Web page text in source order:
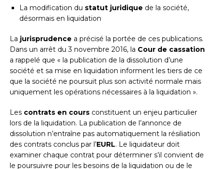
La modification du statut juridique de la société,
désormais en liquidation
La jurisprudence a précisé la portée de ces publications.
Dans un arrêt du 3 novembre 2016, la Cour de cassation
a rappelé que « la publication de la dissolution d’une
société et sa mise en liquidation informent les tiers de ce
que la société ne poursuit plus son activité normale mais
uniquement les opérations nécessaires à la liquidation ».
Les contrats en cours constituent un enjeu particulier
lors de la liquidation. La publication de l’annonce de
dissolution n’entraîne pas automatiquement la résiliation
des contrats conclus par l’EURL. Le liquidateur doit
examiner chaque contrat pour déterminer s’il convient de
le poursuivre pour les besoins de la liquidation ou de le